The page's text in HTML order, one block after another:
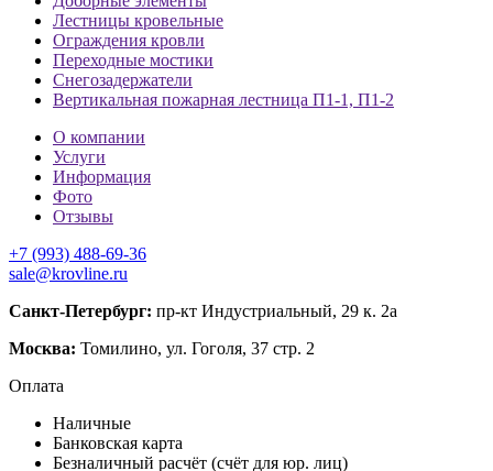
Лестницы кровельные
Ограждения кровли
Переходные мостики
Снегозадержатели
Вертикальная пожарная лестница П1-1, П1-2
О компании
Услуги
Информация
Фото
Отзывы
+7 (993) 488-69-36
sale@krovline.ru
Санкт-Петербург: пр-кт Индустриальный, 29 к. 2а
Москва: Томилино, ул. Гоголя, 37 стр. 2
Оплата
Наличные
Банковская карта
Безналичный расчёт (счёт для юр. лиц)